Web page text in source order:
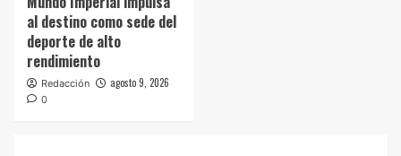
al destino como sede del
deporte de alto
rendimiento
Redacción agosto 9, 2026
0